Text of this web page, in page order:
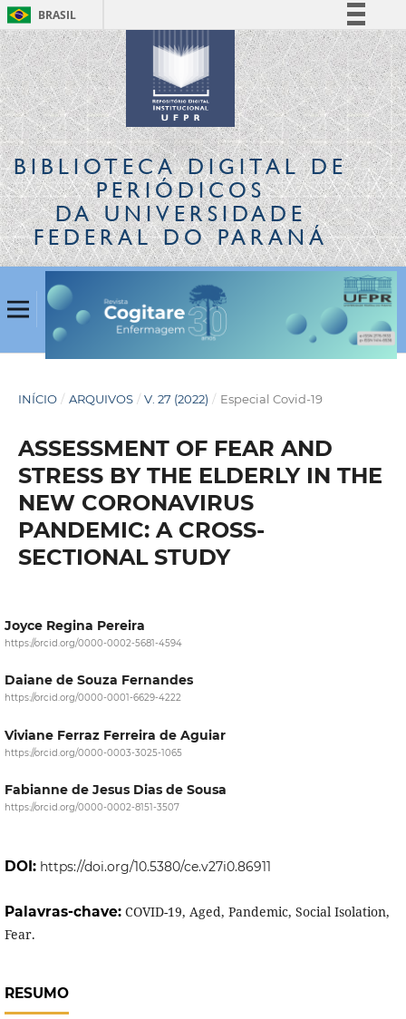
BRASIL
Simplifique!
Comunica BR
Participe
Acesso à informação
Legislação
Canais
BIBLIOTECA DIGITALDE
PERIÓDICOS
DA UNIVERSIDADE
FEDERAL DO PARANÁ
INÍCIO / ARQUIVOS / V. 27 (2022) / Especial Covid-19
ASSESSMENT OF FEAR AND
STRESS BY THE ELDERLY IN THE
NEW CORONAVIRUS
PANDEMIC: A CROSS-
SECTIONAL STUDY
Joyce Regina Pereira
https://orcid.org/0000-0002-5681-4594
Daiane de Souza Fernandes
https://orcid.org/0000-0001-6629-4222
Viviane Ferraz Ferreira de Aguiar
https://orcid.org/0000-0003-3025-1065
Fabianne de Jesus Dias de Sousa
https://orcid.org/0000-0002-8151-3507
DOI: https://doi.org/10.5380/ce.v27i0.86911
Palavras-chave: COVID-19, Aged, Pandemic, Social Isolation,
Fear.
RESUMO